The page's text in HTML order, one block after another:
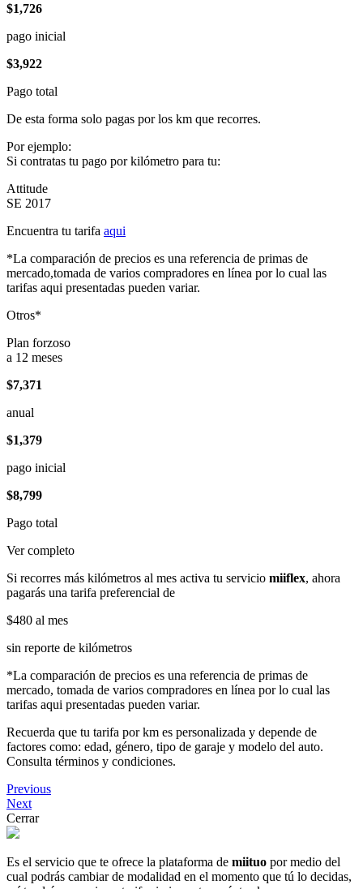
$1,726
pago inicial
$3,922
Pago total
De esta forma solo pagas por los km que recorres.
Por ejemplo:
Si contratas tu pago por kilómetro para tu:
Attitude
SE 2017
Encuentra tu tarifa aqui
*La comparación de precios es una referencia de primas de
mercado,tomada de varios compradores en línea por lo cual las
tarifas aqui presentadas pueden variar.
Otros*
Plan forzoso
a 12 meses
$7,371
anual
$1,379
pago inicial
$8,799
Pago total
Ver completo
Si recorres más kilómetros al mes activa tu servicio miiflex, ahora
pagarás una tarifa preferencial de
$480 al mes
sin reporte de kilómetros
*La comparación de precios es una referencia de primas de
mercado, tomada de varios compradores en línea por lo cual las
tarifas aqui presentadas pueden variar.
Recuerda que tu tarifa por km es personalizada y depende de
factores como: edad, género, tipo de garaje y modelo del auto.
Consulta términos y condiciones.
Previous
Next
Cerrar
Es el servicio que te ofrece la plataforma de miituo por medio del
cual podrás cambiar de modalidad en el momento que tú lo decidas,